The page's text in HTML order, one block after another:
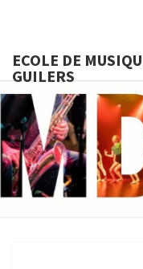
ECOLE DE
GUILERS